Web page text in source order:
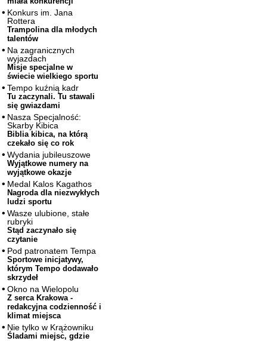
Konkurs im. Jana
Rottera
Trampolina dla młodych
talentów
Na zagranicznych
wyjazdach
Misje specjalne w
świecie wielkiego sportu
Tempo kuźnią kadr
Tu zaczynali. Tu stawali
się gwiazdami
Nasza Specjalność:
Skarby Kibica
Biblia kibica, na którą
czekało się co rok
Wydania jubileuszowe
Wyjątkowe numery na
wyjątkowe okazje
Medal Kalos Kagathos
Nagroda dla niezwykłych
ludzi sportu
Wasze ulubione, stałe
rubryki
Stąd zaczynało się
czytanie
Pod patronatem Tempa
Sportowe inicjatywy,
którym Tempo dodawało
skrzydeł
Okno na Wielopolu
Z serca Krakowa -
redakcyjna codzienność i
klimat miejsca
Nie tylko w Krążowniku
Śladami miejsc, gdzie